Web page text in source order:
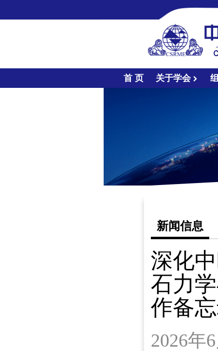
首 页 关于学会
新闻信息
深化
石力
作备
2026年